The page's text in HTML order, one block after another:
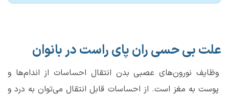
علت بی حسی ران پای راست در بانوان
وظایف نورون‌های عصبی بدن انتقال احساسات از اندام‌ها و
پوست به مغز است. از احساسات قابل انتقال می‌توان به درد و